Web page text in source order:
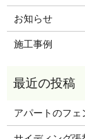
お知らせ
施工事例
アパートのフェ